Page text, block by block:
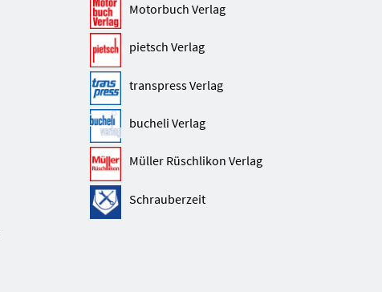
Motorbuch Verlag
pietsch Verlag
transpress Verlag
bucheli Verlag
Müller Rüschlikon Verlag
Schrauberzeit